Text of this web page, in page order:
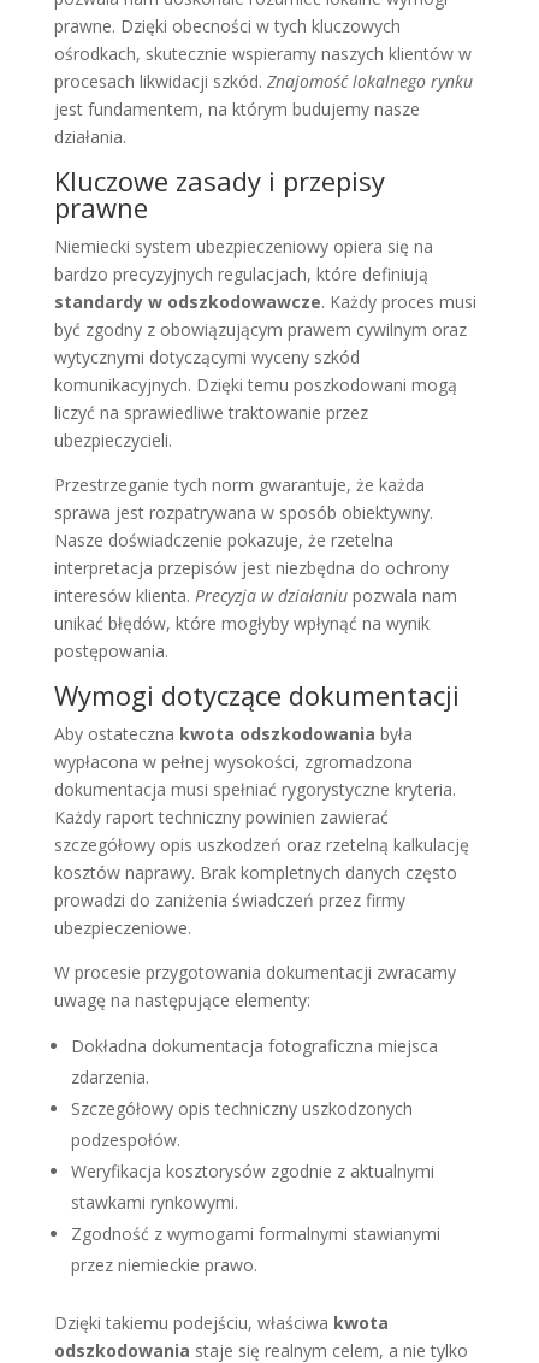
prawne. Dzięki obecności w tych kluczowych
ośrodkach, skutecznie wspieramy naszych klientów w
procesach likwidacji szkód. Znajomość lokalnego rynku
jest fundamentem, na którym budujemy nasze
działania.
Kluczowe zasady i przepisy
prawne
Niemiecki system ubezpieczeniowy opiera się na
bardzo precyzyjnych regulacjach, które definiują
standardy w odszkodowawcze. Każdy proces musi
być zgodny z obowiązującym prawem cywilnym oraz
wytycznymi dotyczącymi wyceny szkód
komunikacyjnych. Dzięki temu poszkodowani mogą
liczyć na sprawiedliwe traktowanie przez
ubezpieczycieli.
Przestrzeganie tych norm gwarantuje, że każda
sprawa jest rozpatrywana w sposób obiektywny.
Nasze doświadczenie pokazuje, że rzetelna
interpretacja przepisów jest niezbędna do ochrony
interesów klienta. Precyzja w działaniupozwala nam
unikać błędów, które mogłyby wpłynąć na wynik
postępowania.
Wymogi dotyczące dokumentacji
Aby ostateczna kwota odszkodowania była
wypłacona w pełnej wysokości, zgromadzona
dokumentacja musi spełniać rygorystyczne kryteria.
Każdy raport techniczny powinien zawierać
szczegółowy opis uszkodzeń oraz rzetelną kalkulację
kosztów naprawy. Brak kompletnych danych często
prowadzi do zaniżenia świadczeń przez firmy
ubezpieczeniowe.
W procesie przygotowania dokumentacji zwracamy
uwagę na następujące elementy:
Dokładna dokumentacja fotograficzna miejsca
zdarzenia.
Szczegółowy opis techniczny uszkodzonych
podzespołów.
Weryfikacja kosztorysów zgodnie z aktualnymi
stawkami rynkowymi.
Zgodność z wymogami formalnymi stawianymi
przez niemieckie prawo.
Dzięki takiemu podejściu, właściwa kwota
odszkodowania staje się realnym celem, a nie tylko